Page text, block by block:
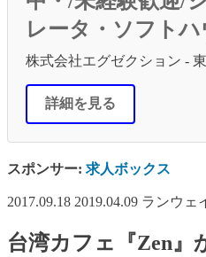
レータ・ソフトハ
株式会社エグゼクション -
詳細を見る
スポンサー: 求人ボックス
2017.09.18 2019.04.09 ランウェ
台湾カフェ『Zen』